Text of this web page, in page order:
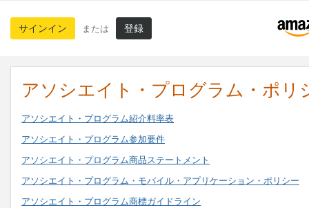
サインイン または 登録
アソシエイト・プログラム・ポリ
アソシエイト・プログラム紹介料率表
アソシエイト・プログラム参加要件
アソシエイト・プログラム商品ステートメント
アソシエイト・プログラム・モバイル・アプリケーション・ポリシー
アソシエイト・プログラム商標ガイドライン